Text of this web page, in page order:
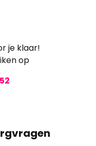
je klaar!
op